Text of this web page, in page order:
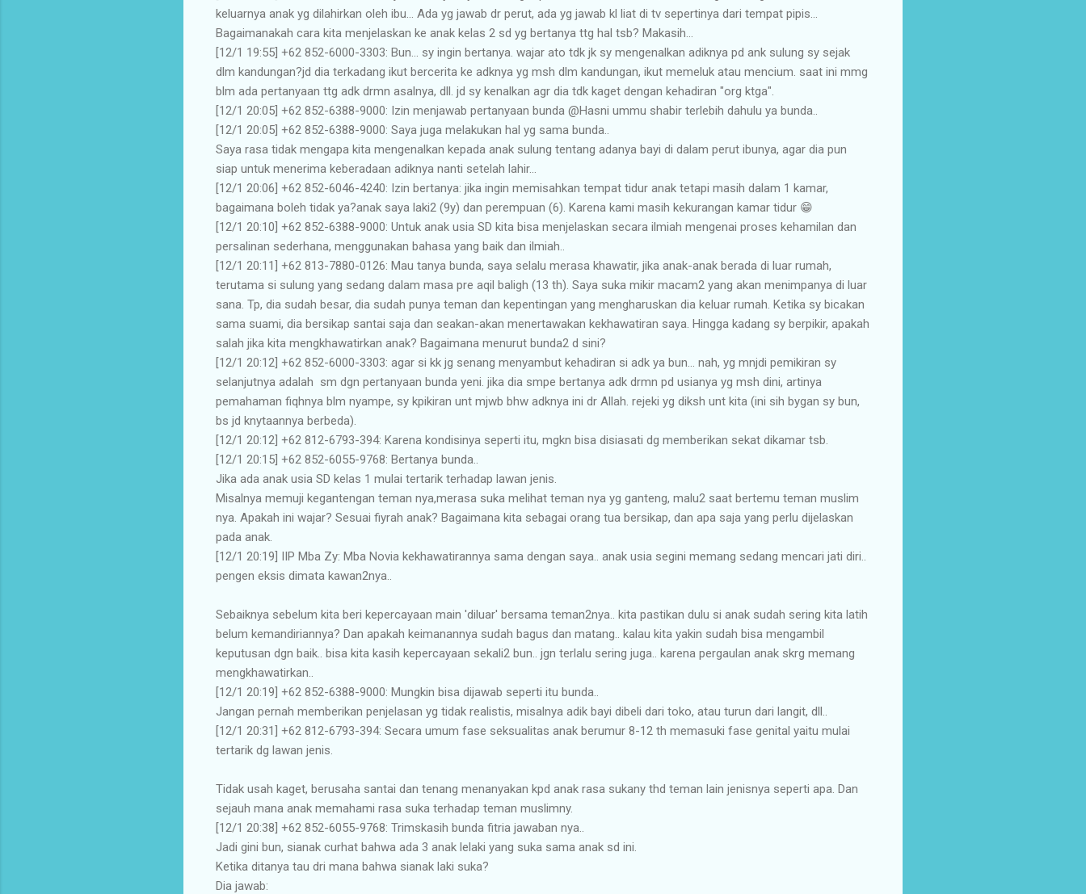
keluarnya anak yg dilahirkan oleh ibu... Ada yg jawab dr perut, ada yg jawab kl liat di tv sepertinya dari tempat pipis...
Bagaimanakah cara kita menjelaskan ke anak kelas 2 sd yg bertanya ttg hal tsb? Makasih...
[12/1 19:55] ‪+62 852-6000-3303‬: Bun... sy ingin bertanya. wajar ato tdk jk sy mengenalkan adiknya pd ank sulung sy sejak
dlm kandungan?jd dia terkadang ikut bercerita ke adknya yg msh dlm kandungan, ikut memeluk atau mencium. saat ini mmg
blm ada pertanyaan ttg adk drmn asalnya, dll. jd sy kenalkan agr dia tdk kaget dengan kehadiran "org ktga".
[12/1 20:05] ‪+62 852-6388-9000‬: Izin menjawab pertanyaan bunda @⁨Hasni ummu shabir⁩ terlebih dahulu ya bunda..
[12/1 20:05] ‪+62 852-6388-9000‬: Saya juga melakukan hal yg sama bunda..
Saya rasa tidak mengapa kita mengenalkan kepada anak sulung tentang adanya bayi di dalam perut ibunya, agar dia pun
siap untuk menerima keberadaan adiknya nanti setelah lahir...
[12/1 20:06] ‪+62 852-6046-4240‬: Izin bertanya: jika ingin memisahkan tempat tidur anak tetapi masih dalam 1 kamar,
bagaimana boleh tidak ya?anak saya laki2 (9y) dan perempuan (6). Karena kami masih kekurangan kamar tidur 😁
[12/1 20:10] ‪+62 852-6388-9000‬: Untuk anak usia SD kita bisa menjelaskan secara ilmiah mengenai proses kehamilan dan
persalinan sederhana, menggunakan bahasa yang baik dan ilmiah..
[12/1 20:11] ‪+62 813-7880-0126‬: Mau tanya bunda, saya selalu merasa khawatir, jika anak-anak berada di luar rumah,
terutama si sulung yang sedang dalam masa pre aqil baligh (13 th). Saya suka mikir macam2 yang akan menimpanya di luar
sana. Tp, dia sudah besar, dia sudah punya teman dan kepentingan yang mengharuskan dia keluar rumah. Ketika sy bicakan
sama suami, dia bersikap santai saja dan seakan-akan menertawakan kekhawatiran saya. Hingga kadang sy berpikir, apakah
salah jika kita mengkhawatirkan anak? Bagaimana menurut bunda2 d sini?
[12/1 20:12] ‪+62 852-6000-3303‬: agar si kk jg senang menyambut kehadiran si adk ya bun... nah, yg mnjdi pemikiran sy
selanjutnya adalah sm dgn pertanyaan bunda yeni. jika dia smpe bertanya adk drmn pd usianya yg msh dini, artinya
pemahaman fiqhnya blm nyampe, sy kpikiran unt mjwb bhw adknya ini dr Allah. rejeki yg diksh unt kita (ini sih bygan sy bun,
bs jd knytaannya berbeda).
[12/1 20:12] ‪+62 812-6793-394‬: Karena kondisinya seperti itu, mgkn bisa disiasati dg memberikan sekat dikamar tsb.
[12/1 20:15] ‪+62 852-6055-9768‬: Bertanya bunda..
Jika ada anak usia SD kelas 1 mulai tertarik terhadap lawan jenis.
Misalnya memuji kegantengan teman nya,merasa suka melihat teman nya yg ganteng, malu2 saat bertemu teman muslim
nya. Apakah ini wajar? Sesuai fiyrah anak? Bagaimana kita sebagai orang tua bersikap, dan apa saja yang perlu dijelaskan
pada anak.
[12/1 20:19] IIP Mba Zy: Mba Novia kekhawatirannya sama dengan saya.. anak usia segini memang sedang mencari jati diri..
pengen eksis dimata kawan2nya..
Sebaiknya sebelum kita beri kepercayaan main 'diluar' bersama teman2nya.. kita pastikan dulu si anak sudah sering kita latih
belum kemandiriannya? Dan apakah keimanannya sudah bagus dan matang.. kalau kita yakin sudah bisa mengambil
keputusan dgn baik.. bisa kita kasih kepercayaan sekali2 bun.. jgn terlalu sering juga.. karena pergaulan anak skrg memang
mengkhawatirkan..
[12/1 20:19] ‪+62 852-6388-9000‬: Mungkin bisa dijawab seperti itu bunda..
Jangan pernah memberikan penjelasan yg tidak realistis, misalnya adik bayi dibeli dari toko, atau turun dari langit, dll..
[12/1 20:31] ‪+62 812-6793-394‬: Secara umum fase seksualitas anak berumur 8-12 th memasuki fase genital yaitu mulai
tertarik dg lawan jenis.
Tidak usah kaget, berusaha santai dan tenang menanyakan kpd anak rasa sukany thd teman lain jenisnya seperti apa. Dan
sejauh mana anak memahami rasa suka terhadap teman muslimny.
[12/1 20:38] ‪+62 852-6055-9768‬: Trimskasih bunda fitria jawaban nya..
Jadi gini bun, sianak curhat bahwa ada 3 anak lelaki yang suka sama anak sd ini.
Ketika ditanya tau dri mana bahwa sianak laki suka?
Dia jawab: